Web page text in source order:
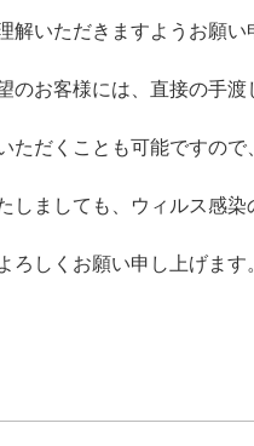
解いただきますようお願い
のお客様には、直接の手
ただくことも可能ですので
しましても、ウィルス感染
ろしくお願い申し上げます